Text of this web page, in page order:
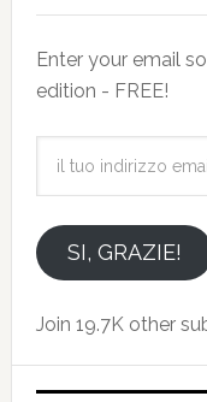
Enter your email
edition - FREE!
emailSI, GRAZIE!
Join 19.7K other